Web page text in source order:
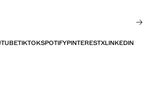
TIKTOKSPOTIFYPINTERESTXLINKEDIN